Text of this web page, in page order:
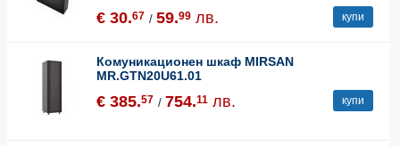
€ 30.67 / 59.99 лв. купи
Комуникационен шкаф MIRSAN
MR.GTN20U61.01
€ 385.57 / 754.11 лв. купи